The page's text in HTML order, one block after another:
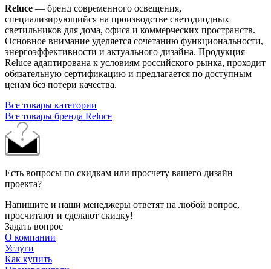
Reluce — бренд современного освещения,
специализирующийся на производстве светодиодных
светильников для дома, офиса и коммерческих пространств.
Основное внимание уделяется сочетанию функциональности,
энергоэффективности и актуального дизайна. Продукция
Reluce адаптирована к условиям российского рынка, проходит
обязательную сертификацию и предлагается по доступным
ценам без потери качества.
Все товары категории
Все товары бренда Reluce
Есть вопросы по скидкам или просчету вашего дизайн
проекта?
Напишите и наши менеджеры ответят на любой вопрос,
просчитают и сделают скидку!
Задать вопрос
О компании
Услуги
Как купить